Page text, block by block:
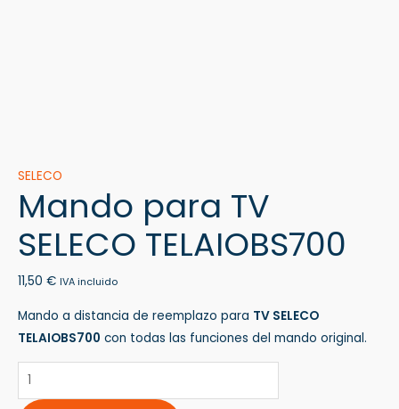
SELECO
Mando para TV
SELECO TELAIOBS700
11,50 € IVA incluido
Mando a distancia de reemplazo para TV SELECO
TELAIOBS700 con todas las funciones del mando original.